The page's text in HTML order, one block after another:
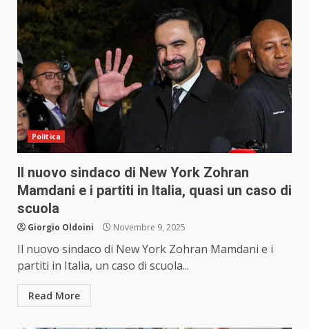
Politica
Il nuovo sindaco di New York Zohran
Mamdani e i partiti in Italia, quasi un caso di
scuola
Giorgio Oldoini Novembre 9, 2025
Il nuovo sindaco di New York Zohran Mamdani e i
partiti in Italia, un caso di scuola...
Read More